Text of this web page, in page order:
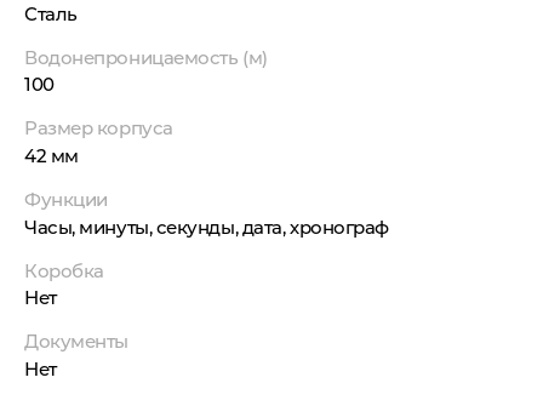
Сталь
Водонепроницаемость (м)
100
Размер корпуса
42 мм
Функции
Часы, минуты, секунды, дата, хронограф
Коробка
Нет
Документы
Нет